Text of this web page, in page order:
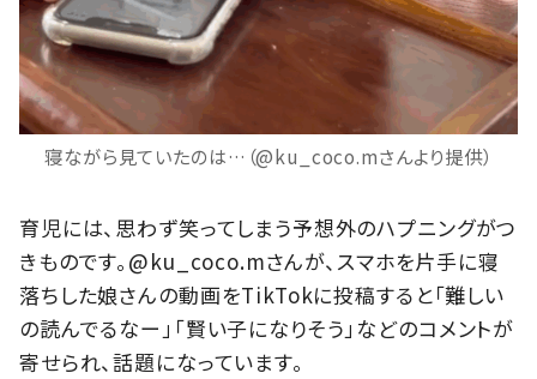
寝ながら見ていたのは…（@ku_coco.mさんより提供）
育児には、思わず笑ってしまう予想外のハプニングがつ
きものです。@ku_coco.mさんが、スマホを片手に寝
落ちした娘さんの動画をTikTokに投稿すると「難しい
の読んでるなー」「賢い子になりそう」などのコメントが
寄せられ、話題になっています。